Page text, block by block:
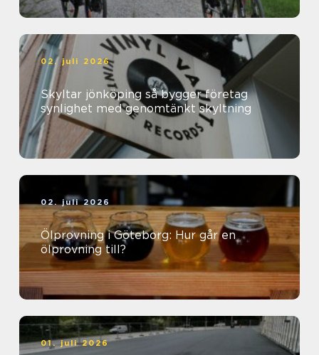
02. juli 2026
Skyltar jönköping så bygger företag
synlighet med genomtänkt skyltning
02. juli 2026
Ölprovning i Göteborg: Hur går en
ölprovning till?
01. juli 2026